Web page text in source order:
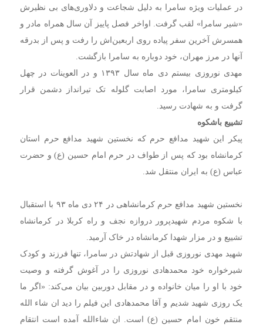
در عملیات ویژه سامرا به دلیل شجاعت و دلاوری‌های بی نظیرش
«شیر سامرا» لقب گرفت. اواخر فصل پاییز آن سال همراه مادر و
همسرش آخرین سفر پیاده روی اربعین‌اش را رفت و پس از بدرقه
آنها در مرز مهران، خود دوباره به سامرا بازگشت.
مهدی نوروزی بیستم دی ماه سال ۱۳۹۳ و در العوینات در چهل
کیلومتری سامرا، مورد اصابت گلوله تک تیرانداز دشمن قرار
گرفت و به شهادت رسید.
تشییع باشکوه
پیکر این شهید مدافع حرم که نخستین شهید مدافع حرم استان
کرمانشاه بود که پس از طواف در حرم امام حسین (ع) و حضرت
عباس (ع) به ایران منتقل شد.
نخستین شهید مدافع حرم کرمانشاهی در ۲۴ دی ماه ۹۳ با استقبال
با شکوه مردم شهیدپرور دروازه نجف و راه کربلا در کرمانشاه
تشییع و در مزار شهدا کرمانشاه در خاک آرمید.
شهید مهدی نوروزی قبل از شهادتش در سامرا، تنها فرزند و کودک
شیرخواره خود محمدهادی نوروزی را در آغوش گرفته و وصیت
خود با او را میان خانواده و در مقابل دوربین بیان می‌کند: «اگر ما
یک روزی شهید شدیم و آقا محمدهادی این فیلم را دید ان شاء الله
منتقم خون امام حسین (ع) است. ان شاءالله آمده است انتقام